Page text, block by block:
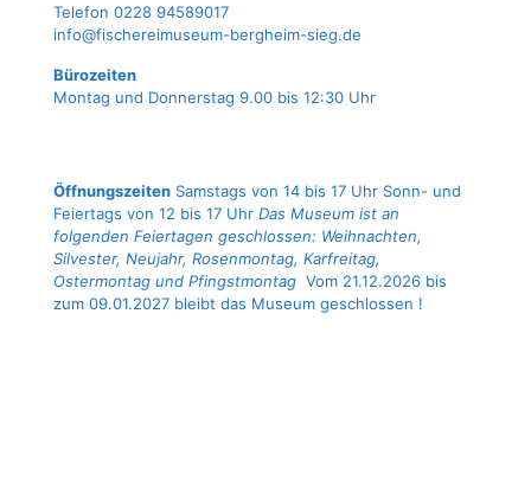
Tele­fon 0228 94589017
info@fischereimuseum-bergheim-sieg.de
Büro­zei­ten
Mon­tag und Don­ners­tag 9.00 bis 12:30 Uhr
Öffnungszeiten Samstags von 14 bis 17 Uhr Sonn- und
Feiertags von 12 bis 17 Uhr Das Museum ist an
folgenden Feiertagen geschlossen: Weihnachten,
Silvester, Neujahr, Rosenmontag, Karfreitag,
Ostermontag und Pfingstmontag Vom 21.12.2026 bis
zum 09.01.2027 bleibt das Museum geschlossen !